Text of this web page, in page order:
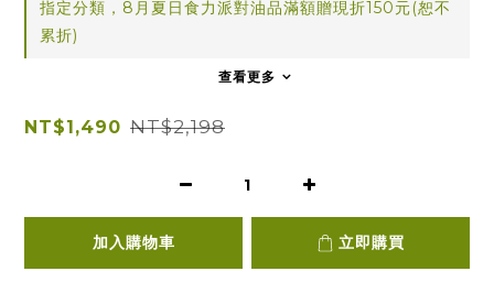
指定分類，8月夏日食力派對油品滿額贈現折150元(恕不
累折)
查看更多
NT$1,490 NT$2,198
加入購物車 立即購買